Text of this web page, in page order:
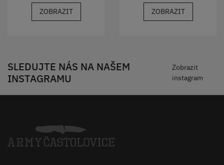
ZOBRAZIT ZOBRAZIT
SLEDUJTE NÁS NA NAŠEM
INSTAGRAMU
Zobrazit
instagram